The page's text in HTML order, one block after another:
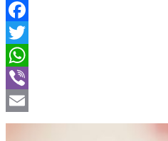
Facebook
Twitter
WhatsApp
Viber
Email